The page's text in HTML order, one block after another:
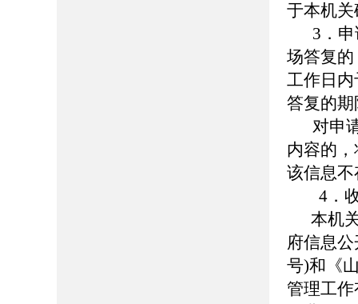
于本机
3．
场答复
工作日
答复的
对申
内容的
该信息
4．收
本机
府信息
号)和《
管理工